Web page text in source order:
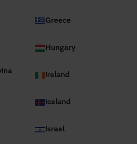
Greece
Hungary
Ireland
Iceland
Israel